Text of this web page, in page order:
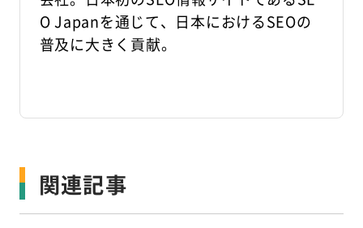
O Japanを通じて、日本におけるSEOの
普及に大きく貢献。
関連記事